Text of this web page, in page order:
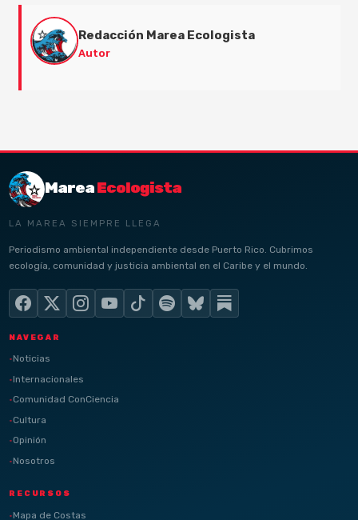
Redacción Marea Ecologista
Autor
MareaEcologista
LA MAREA SIEMPRE LLEGA
Periodismo ambiental independiente desde Puerto Rico. Cubrimos
ecología, comunidad y justicia ambiental en el Caribe y el mundo.
NAVEGAR
Noticias
Internacionales
Comunidad ConCiencia
Cultura
Opinión
Nosotros
RECURSOS
Mapa de Costas